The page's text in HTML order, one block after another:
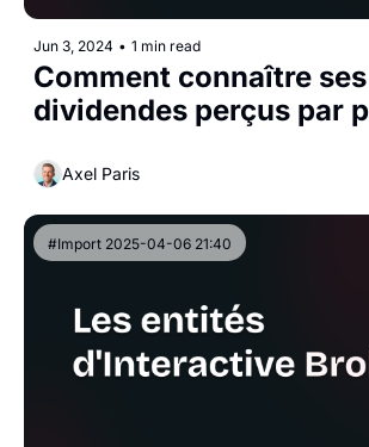
Jun 3, 2024 • 1 min read
Comment connaître ses
dividendes perçus par
Axel Paris
#Import 2025-04-06 21:40